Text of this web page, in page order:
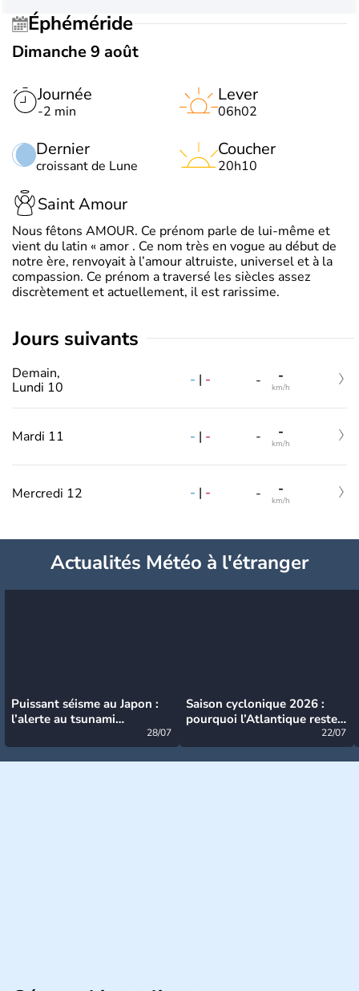
Éphéméride
Dimanche 9 août
Journée
-2 min
Dernier
croissant de Lune
Lever
06h02
Coucher
20h10
Saint Amour
Nous fêtons AMOUR. Ce prénom parle de lui-même et
vient du latin « amor . Ce nom très en vogue au début de
notre ère, renvoyait à l’amour altruiste, universel et à la
compassion. Ce prénom a traversé les siècles assez
discrètement et actuellement, il est rarissime.
jours suivants
Demain,
Lundi 10
- | - - -
km/h
Mardi 11 - | - - -
km/h
Mercredi 12 - | - - -
km/h
Actualités Météo à l'étranger
Puissant séisme au Japon :
l’alerte au tsunami
28/07
Saison cyclonique 2026 :
pourquoi l’Atlantique reste
22/07